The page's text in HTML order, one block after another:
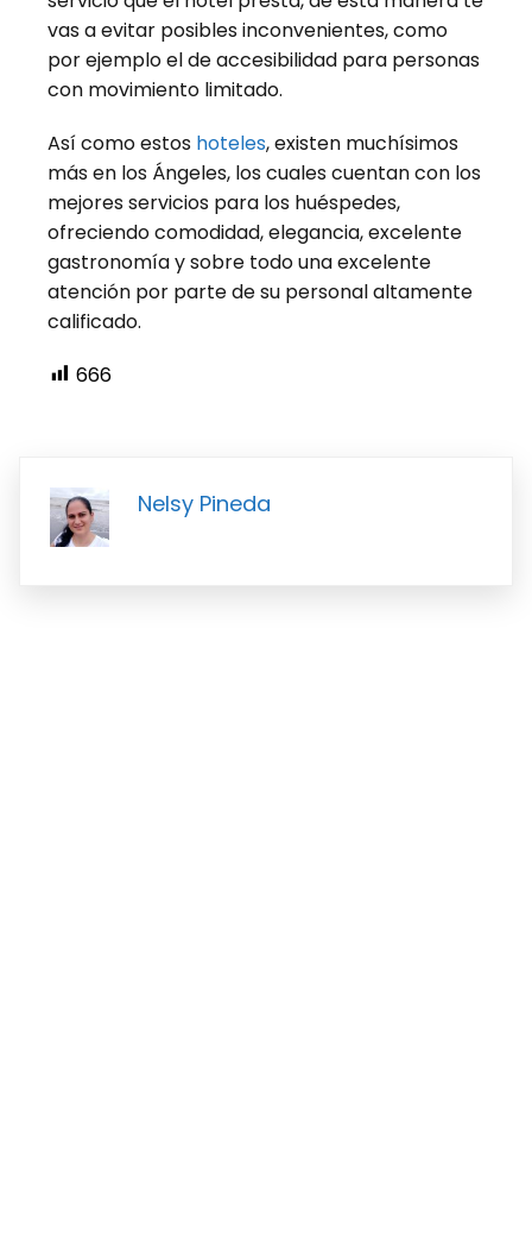
vas a evitar posibles inconvenientes, como
por ejemplo el de accesibilidad para personas
con movimiento limitado.
Así como estos hoteles, existen muchísimos
más en los Ángeles, los cuales cuentan con los
mejores servicios para los huéspedes,
ofreciendo comodidad, elegancia, excelente
gastronomía y sobre todo una excelente
atención por parte de su personal altamente
calificado.
666
Nelsy Pineda